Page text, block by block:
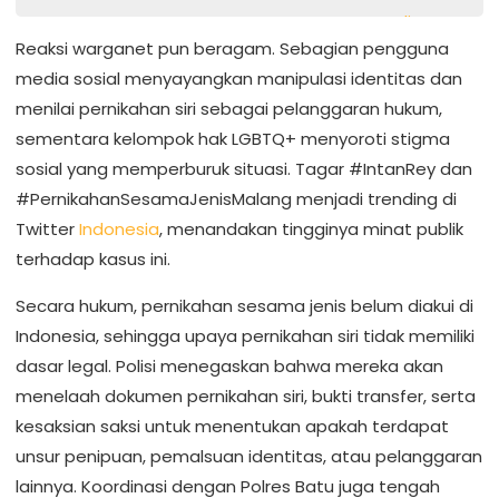
Reaksi warganet pun beragam. Sebagian pengguna
media sosial menyayangkan manipulasi identitas dan
menilai pernikahan siri sebagai pelanggaran hukum,
sementara kelompok hak LGBTQ+ menyoroti stigma
sosial yang memperburuk situasi. Tagar #IntanRey dan
#PernikahanSesamaJenisMalang menjadi trending di
TwitterIndonesia, menandakan tingginya minat publik
terhadap kasus ini.
Secara hukum, pernikahan sesama jenis belum diakui di
Indonesia, sehingga upaya pernikahan siri tidak memiliki
dasar legal. Polisi menegaskan bahwa mereka akan
menelaah dokumen pernikahan siri, bukti transfer, serta
kesaksian saksi untuk menentukan apakah terdapat
unsur penipuan, pemalsuan identitas, atau pelanggaran
lainnya. Koordinasi dengan Polres Batu juga tengah